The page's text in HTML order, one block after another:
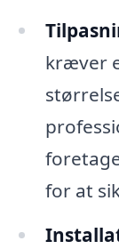
kræver
for at